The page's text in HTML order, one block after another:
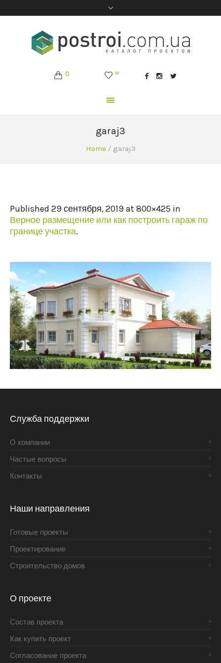
0 w
garaj3
Home / garaj3
Published 29 сентября, 2019 at 800×425 in
Верное размещение или как построить гараж по
границе участка.
Служба поддержки
О компании
Частые вопросы
Контакты
Наши направления
Готовые проекты
Проектирование
Строительство домов
О проекте
Состав проекта
Как купить проект
Согласование проекта